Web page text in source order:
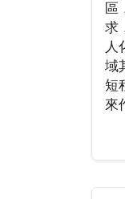
區
求
人
域
短
來